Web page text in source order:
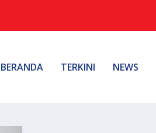
BERANDA TERKINI NEWS